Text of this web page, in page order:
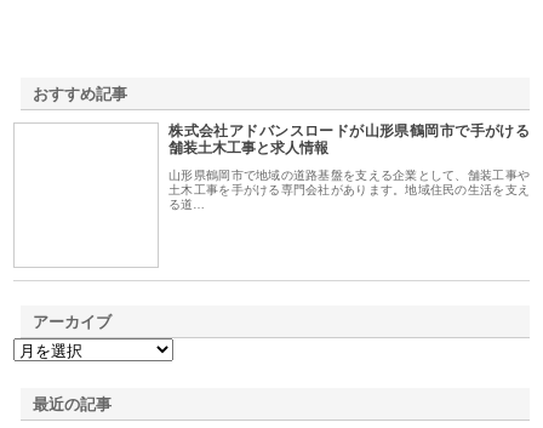
おすすめ記事
株式会社アドバンスロードが山形県鶴岡市で手がける
舗装土木工事と求人情報
山形県鶴岡市で地域の道路基盤を支える企業として、舗装工事や
土木工事を手がける専門会社があります。地域住民の生活を支え
る道…
アーカイブ
最近の記事